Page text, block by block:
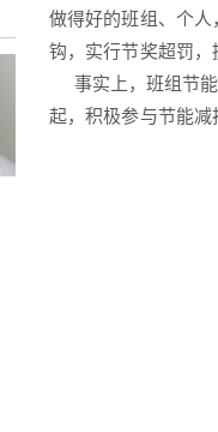
做得好的班组、个
钩，实行节奖超罚
事实上，班组节能
起，积极参与节能